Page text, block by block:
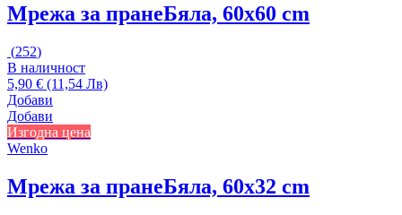
Мрежа за пранеБяла, 60x60 cm
(252)
В наличност
5,90 € (11,54 Лв)
Добави
Добави
Изгодна цена
Wenko
Мрежа за пранеБяла, 60x32 cm